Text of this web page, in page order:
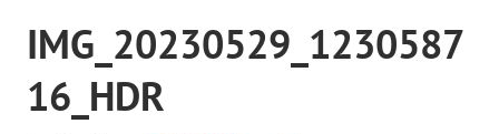
IMG_20230529_1230587
16_HDR